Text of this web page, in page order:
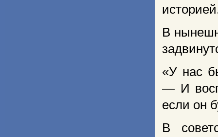
В
«У нас
— И
если он
В